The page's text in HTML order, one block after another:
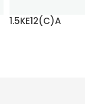
1.5KE12(C)A